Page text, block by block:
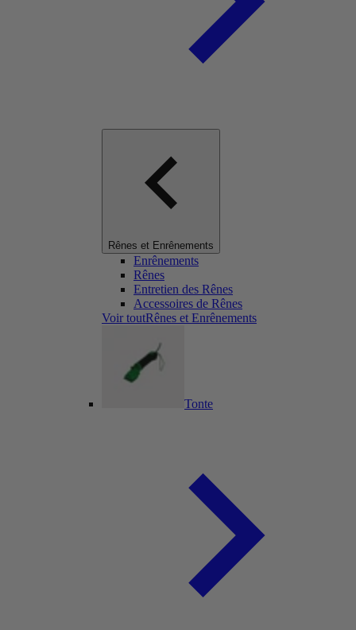
Rênes et Enrênements
Enrênements
Rênes
Entretien des Rênes
Accessoires de Rênes
Voir toutRênes et Enrênements
Tonte